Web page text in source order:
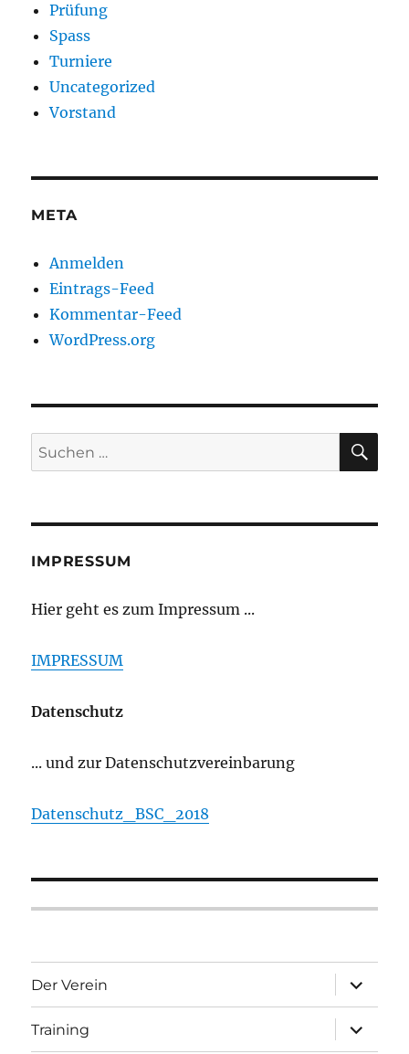
Prüfung
Spass
Turniere
Uncategorized
Vorstand
META
Anmelden
Eintrags-Feed
Kommentar-Feed
WordPress.org
Suchen
nach:
IMPRESSUM
Hier geht es zum Impressum ...
IMPRESSUM
Datenschutz
... und zur Datenschutzvereinbarung
Datenschutz_BSC_2018
Der Verein
öffnen
Training
öffnen